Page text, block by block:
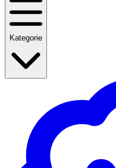
Kategorie